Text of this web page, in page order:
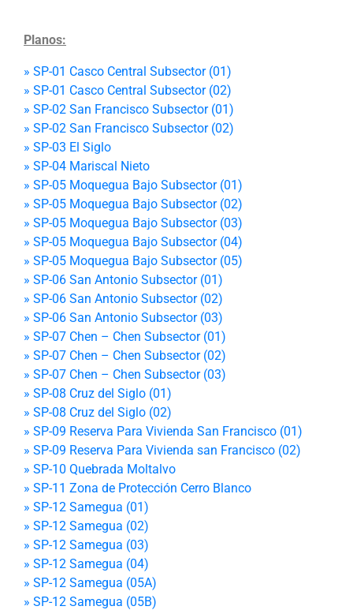
Planos:
» SP-01 Casco Central Subsector (01)
» SP-01 Casco Central Subsector (02)
» SP-02 San Francisco Subsector (01)
» SP-02 San Francisco Subsector (02)
» SP-03 El Siglo
» SP-04 Mariscal Nieto
» SP-05 Moquegua Bajo Subsector (01)
» SP-05 Moquegua Bajo Subsector (02)
» SP-05 Moquegua Bajo Subsector (03)
» SP-05 Moquegua Bajo Subsector (04)
» SP-05 Moquegua Bajo Subsector (05)
» SP-06 San Antonio Subsector (01)
» SP-06 San Antonio Subsector (02)
» SP-06 San Antonio Subsector (03)
» SP-07 Chen – Chen Subsector (01)
» SP-07 Chen – Chen Subsector (02)
» SP-07 Chen – Chen Subsector (03)
» SP-08 Cruz del Siglo (01)
» SP-08 Cruz del Siglo (02)
» SP-09 Reserva Para Vivienda San Francisco (01)
» SP-09 Reserva Para Vivienda san Francisco (02)
» SP-10 Quebrada Moltalvo
» SP-11 Zona de Protección Cerro Blanco
» SP-12 Samegua (01)
» SP-12 Samegua (02)
» SP-12 Samegua (03)
» SP-12 Samegua (04)
» SP-12 Samegua (05A)
» SP-12 Samegua (05B)